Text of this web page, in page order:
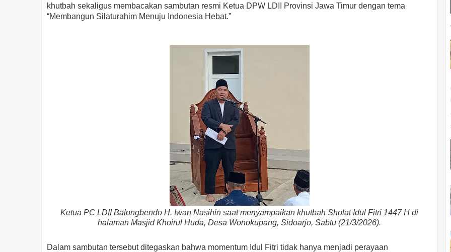
khutbah sekaligus membacakan sambutan resmi Ketua DPW LDII Provinsi Jawa Timur dengan tema
“Membangun Silaturahim Menuju Indonesia Hebat.”
Ketua PC LDII Balongbendo H. Iwan Nasihin saat menyampaikan khutbah Sholat Idul Fitri 1447 H di
halaman Masjid Khoirul Huda, Desa Wonokupang, Sidoarjo, Sabtu (21/3/2026).
Dalam sambutan tersebut ditegaskan bahwa momentum Idul Fitri tidak hanya menjadi perayaan